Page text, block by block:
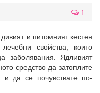
1
и питомният кестен
свойства, които
заболявания. Ядливият
средство да затоплите
и да се почувствате по-